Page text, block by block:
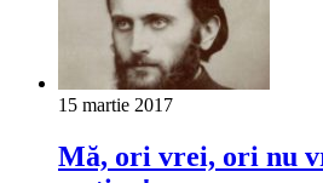
15 martie 2017
Mă, ori vrei, ori nu